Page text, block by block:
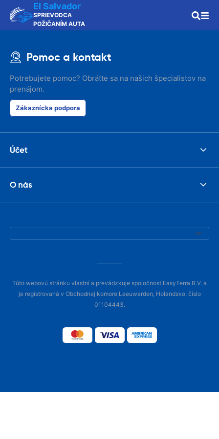
El Salvador
SPRIEVODCA
POŽIČANÍM AUTA
Pomoc a kontakt
Potrebujete pomoc? Obráťte sa na našich špecialistov na
prenájom.
Zákaznícka podpora
Účet
O nás
Túto webovú stránku vlastní a prevádzkuje spoločnosť EasyTerra B.V. a
je registrovaná v Obchodnej komore Leeuwarden, Holandsko, číslo
01104443.